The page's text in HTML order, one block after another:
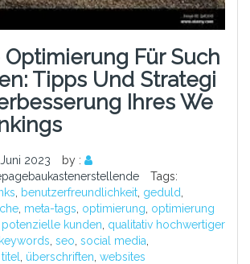
Optimierung Für Such
Tipps Und Strategi
Ihres We
2023
by :
Tags:
benutzerfreundlichkeit geduld
meta-tags optimierung optimierung
potenzielle kunden qualitativ hochwertiger
seo social media
titel überschriften websites